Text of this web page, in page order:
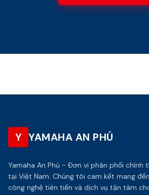
Y YAMAHA AN PHÚ
Yamaha An Phú - Đơn vị phân phối chính
tại Việt Nam. Chúng tôi cam kết mang
công nghệ tiên tiến và dịch vụ tận tâm